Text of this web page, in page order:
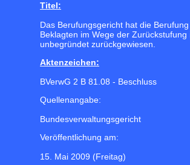
Titel:
Das Berufungsgericht hat die
Beklagten im Wege der
unbegründet zurückgewiesen.
Aktenzeichen:
BVerwG 2 B 81.08 - Beschluss
Quellenangabe:
Bundesverwaltungsgericht
Veröffentlichung am:
15. Mai 2009 (Freitag)